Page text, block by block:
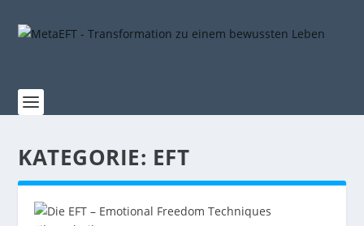
KATEGORIE: EFT